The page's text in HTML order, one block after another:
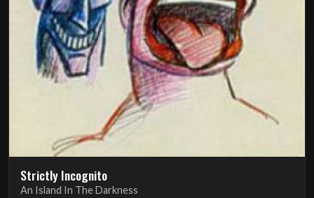
Strictly Incognito
An Island In The Darkness